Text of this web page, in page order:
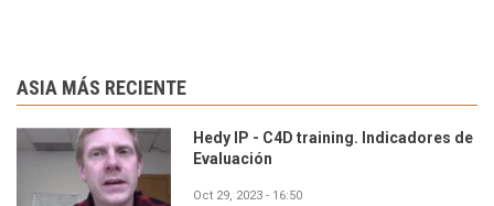
ASIA MÁS RECIENTE
Hedy IP - C4D training. Indicadores de
Evaluación
Oct 29, 2023 - 16:50